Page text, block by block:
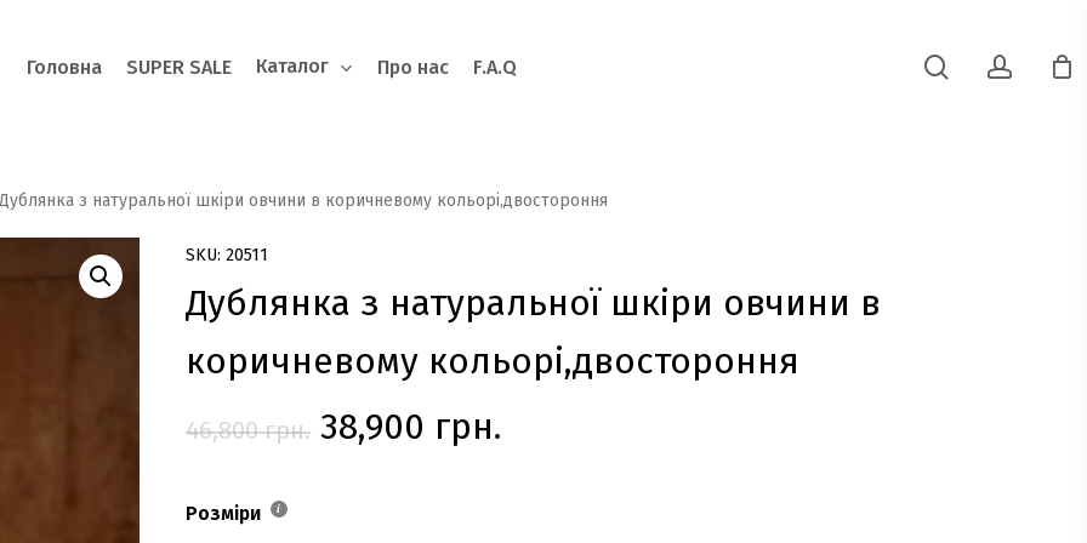
Головна SUPER SALE Каталог Про нас F.A.Q search
Дублянка з натуральної шкіри овчини в коричневому кольорі,двостороння
SKU: 20511
Дублянка з натуральної шкіри овчини в
коричневому кольорі,двостороння
46,800грн. Оригінальна
38,900 грн.
Розміри